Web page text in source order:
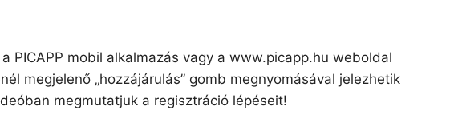
PICAPP mobil alkalmazás vagy a www.picapp.hu weboldal
megjelenő „hozzájárulás” gomb megnyomásával jelezhetik
megmutatjuk a regisztráció lépéseit!